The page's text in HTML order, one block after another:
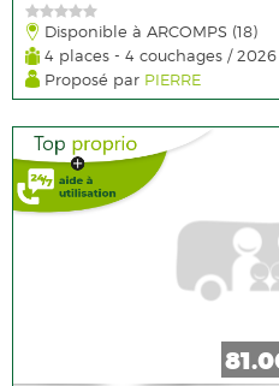
Disponible à ARCOMPS (18)
4 places - 4 couchages / 2026
Proposé par PIERRE